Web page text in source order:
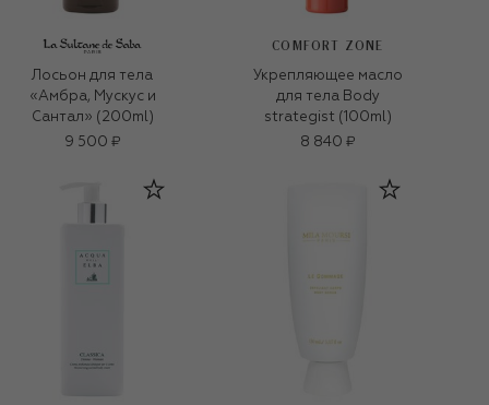
Лосьон для тела
«Амбра, Мускус и
Сантал» (200ml)
9 500 ₽
COMFORT ZONE
Укрепляющее масло
для тела Body
strategist (100ml)
8 840 ₽